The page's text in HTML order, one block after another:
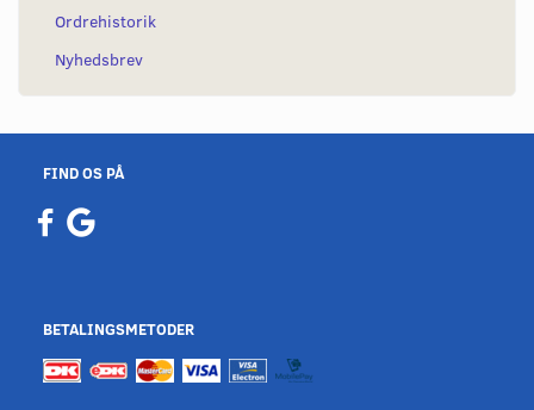
Ordrehistorik
Nyhedsbrev
FIND OS PÅ
BETALINGSMETODER